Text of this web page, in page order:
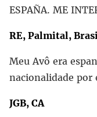
ESPAÑA. ME
RE, Palmital,
Meu Avô era
nacionalidade por
JGB, CA